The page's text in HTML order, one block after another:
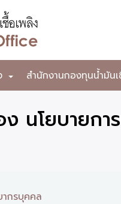
+ สำนักงานกองทุนน้ำมัน
ง นโยบายก
ากรบุคคล